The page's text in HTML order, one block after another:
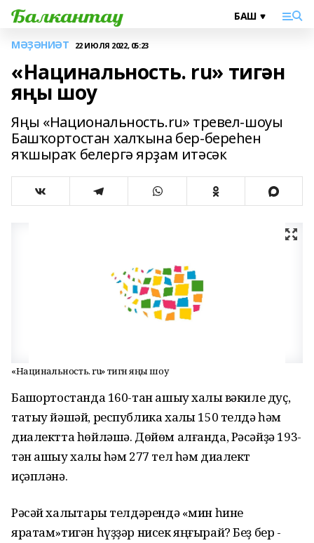
МӘҘӘНИӘТ 22 ИЮЛЯ 2022, 05:23
«Нацинальность. ru» тигән
яңы шоу
Яңы «Национальность.ru» тревел-шоуы
Башҡортостан халҡына бер-береһен
яҡшыраҡ белергә ярҙам итәсәк
«Нацинальность. ru» тигән яңы шоу
Башҡортостанда 160-тан ашыу халыҡ вәкиле дуҫ,
татыу йәшәй, республика халҡы 150 телдә һәм
диалектта һөйләшә. Дөйөм алғанда, Рәсәйҙә 193-
тән ашыу халыҡ һәм 277 тел һәм диалект
иҫәпләнә.
Рәсәй халыҡтары телдәрендә «мин һине
яратам»тигән һүҙҙәр нисек яңғырай? Беҙ бер -